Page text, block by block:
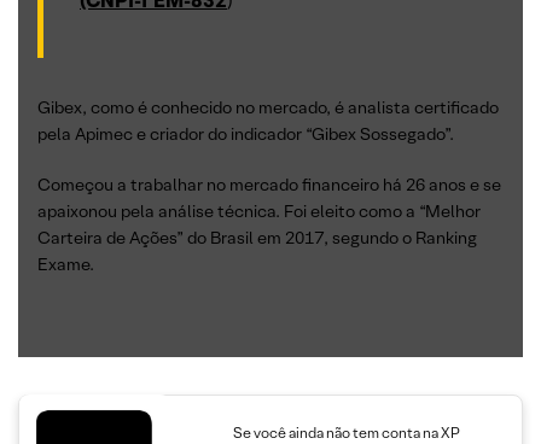
Gibex, como é conhecido no mercado, é analista certificado
pela Apimec e criador do indicador “Gibex Sossegado”.
Começou a trabalhar no mercado financeiro há 26 anos e se
apaixonou pela análise técnica. Foi eleito como a “Melhor
Carteira de Ações” do Brasil em 2017, segundo o Ranking
Exame.
Se você ainda não tem conta na XP